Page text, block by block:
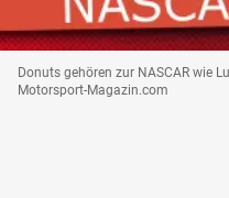
Donuts gehören zur NASCAR wie
Motorsport-Magazin.com